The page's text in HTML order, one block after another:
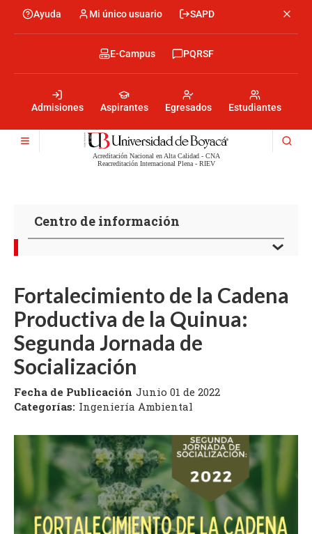
contenido
Menu
encabezado
Ayuda Mi único usuario SAPD
encabezado
Admisiones Aspirantes Egresados Estudiantes
Menu
encabezado
-
Derecha
E-Campus PQRSF
Menú
Acreditación Nacional en Alta Calidad - CNA
Reacreditación Internacional Plena - RIEV
Centro de información
Fortalecimiento de la Cadena
Productiva de la Quinua:
Segunda Jornada de
Socialización
Fecha de Publicación Junio 01 de 2022
Categorías: Ingeniería Ambiental